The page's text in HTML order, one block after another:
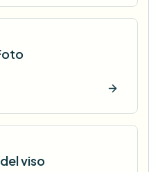
Prova
viso